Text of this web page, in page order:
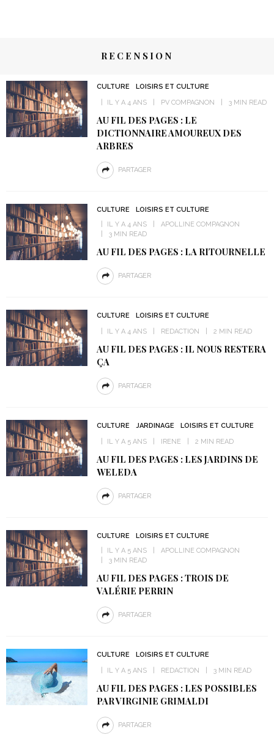
RECENSION
CULTURE
LOISIRS ET CULTURE
IL Y A 4 ANS
PV COMPAGNON 3 MIN READ
AU FIL DES PAGES : LE
DICTIONNAIRE AMOUREUX DES
ARBRES
PARTAGER
CULTURE
LOISIRS ET CULTURE
IL Y A 4 ANS
APOLLINE COMPAGNON
3 MIN READ
AU FIL DES PAGES : LA RITOURNELLE
PARTAGER
CULTURE
LOISIRS ET CULTURE
IL Y A 4 ANS
REDACTION 2 MIN READ
AU FIL DES PAGES : IL NOUS RESTERA
ÇA
PARTAGER
CULTURE JARDINAGE
LOISIRS ET CULTURE
IL Y A 5 ANS
IRENE 2 MIN READ
AU FIL DES PAGES : LES JARDINS DE
WELEDA
PARTAGER
CULTURE
LOISIRS ET CULTURE
IL Y A 5 ANS
APOLLINE COMPAGNON
3 MIN READ
AU FIL DES PAGES : TROIS DE
VALÉRIE PERRIN
PARTAGER
CULTURE
LOISIRS ET CULTURE
IL Y A 5 ANS
REDACTION 3 MIN READ
AU FIL DES PAGES : LES POSSIBLES
PAR VIRGINIE GRIMALDI
PARTAGER